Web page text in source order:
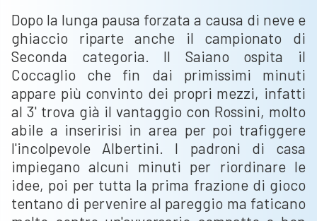
Dopo la lunga pausa forzata a causa di neve e
ghiaccio riparte anche il campionato di
Seconda categoria. Il Saiano ospita il
Coccaglio che fin dai primissimi minuti
appare più convinto dei propri mezzi, infatti
al 3' trova già il vantaggio con Rossini, molto
abile a inseririsi in area per poi trafiggere
l'incolpevole Albertini. I padroni di casa
impiegano alcuni minuti per riordinare le
idee, poi per tutta la prima frazione di gioco
tentano di pervenire al pareggio ma faticano